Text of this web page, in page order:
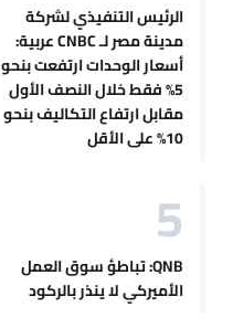
الرئيس التنفيذي لشركة
مدينة مصر لـ CNBC عربية:
أسعار الوحدات ارتفعت بنحو
5% فقط خلال النصف الأول
مقابل ارتفاع التكاليف بنحو
10% على الأقل
QNB: تباطؤ سوق العمل
الأميركي لا ينذر بالركود